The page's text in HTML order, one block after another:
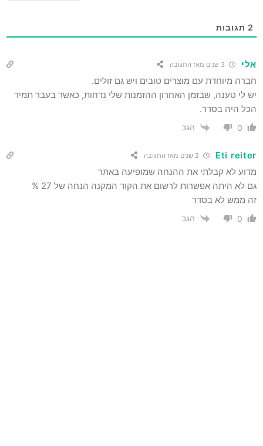
2 תגובות
אלי
חברה מיוחדת עם מוצרים טובים ויש גם זולים.
יש לי טענה, שבזמן האחרון ההזמנות שלי נדחות, כאשר בעבר תמיד
הכל היה בסדר.
0 הגב
Eti reiter
מדוע לא קבלתי את ההנחה שמופיעה באתר
גם לא היתה אפשרות לרשום את הקוד המקנה הנחה של 27 %
זה ממש לא בסדר
0 הגב